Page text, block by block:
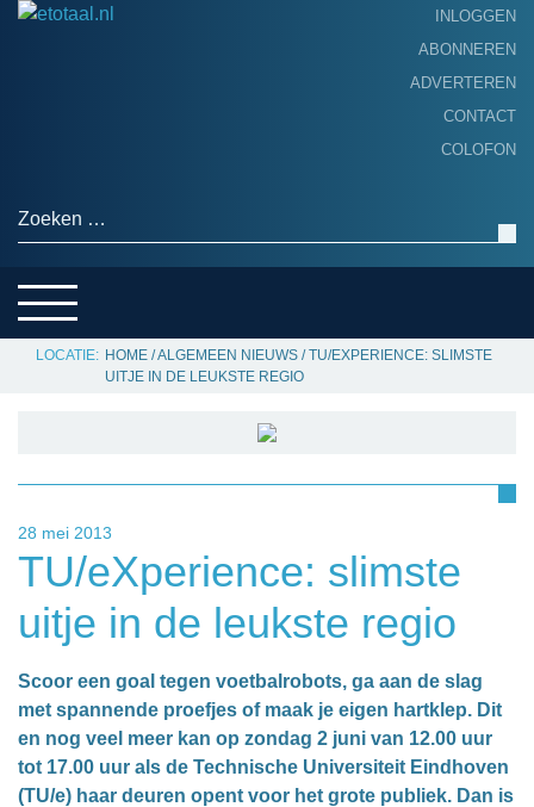
INLOGGEN
ABONNEREN
ADVERTEREN
CONTACT
COLOFON
Zoeken naar:
SERVICE
HOME /ALGEMEEN NIEUWS /TU/EXPERIENCE: SLIMSTE
UITJE IN DE LEUKSTE REGIO
28 mei 2013
TU/eXperience: slimste
uitje in de leukste regio
Scoor een goal tegen voetbalrobots, ga aan de slag
met spannende proefjes of maak je eigen hartklep. Dit
en nog veel meer kan op zondag 2 juni van 12.00 uur
tot 17.00 uur als de Technische Universiteit Eindhoven
(TU/e) haar deuren opent voor het grote publiek. Dan is